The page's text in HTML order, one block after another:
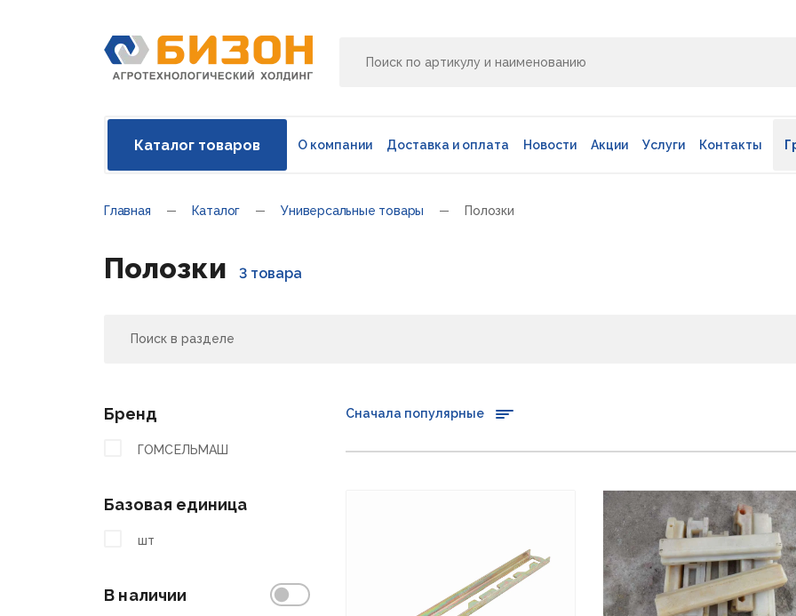
Каталог товаров О компании Доставка и оплата Новости Акции Услуги Контакты
Главная Каталог Универсальные товары Полозки
Полозки 3 товара
Бренд
ГОМСЕЛЬМАШ
Базовая единица
шт
В наличии
Сначала популярные